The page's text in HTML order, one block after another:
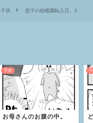
子供 息子の幼稚園転入日。2
子供
お母さんのお腹の中。